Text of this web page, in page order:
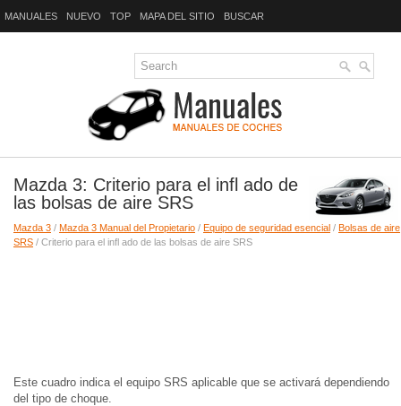
MANUALES NUEVO TOP MAPA DEL SITIO BUSCAR
Mazda 3: Criterio para el infl ado de
las bolsas de aire SRS
Mazda 3 / Mazda 3 Manual del Propietario / Equipo de seguridad esencial / Bolsas de aire
SRS / Criterio para el infl ado de las bolsas de aire SRS
Este cuadro indica el equipo SRS aplicable que se activará dependiendo
del tipo de choque.